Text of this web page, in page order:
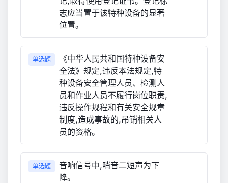
志应当置于该特种设备的显著
位置。
单选题
《中华人民共和国特种设备安
全法》规定,违反本法规定,特
种设备安全管理人员、检测人
员和作业人员不履行岗位职责,
违反操作规程和有关安全规章
制度,造成事故的,吊销相关人
员的资格。
单选题
音响信号中,哨音二短声为下
降。